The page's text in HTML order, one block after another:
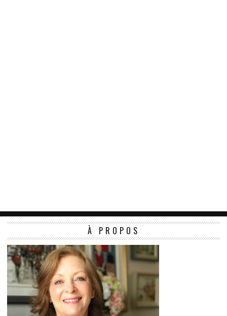
À PROPOS